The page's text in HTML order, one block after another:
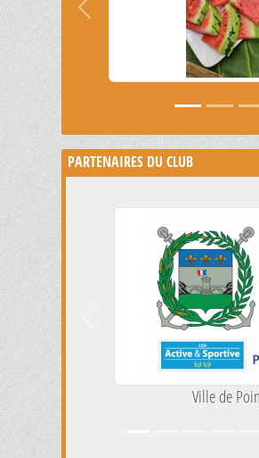
Précedent
PARTENAIRES DU CLUB